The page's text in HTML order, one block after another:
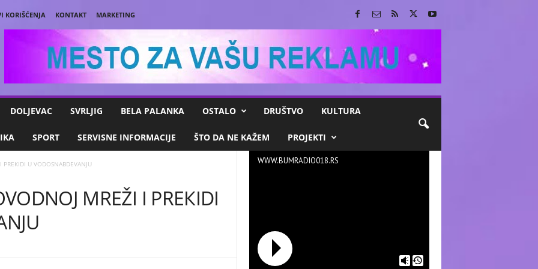
KORIŠĆENJA KONTAKT
MARKETING
DOLJEVAC SVRLJIG BELA PALANKA OSTALO DRUŠTVO KULTURA
SPORT SERVISNE INFORMACIJE ŠTO DA NE KAŽEM PROJEKTI
U VODOSNABDEVANJU
MREŽI I PREКIDI
WWW.BUMRADIO018.RS